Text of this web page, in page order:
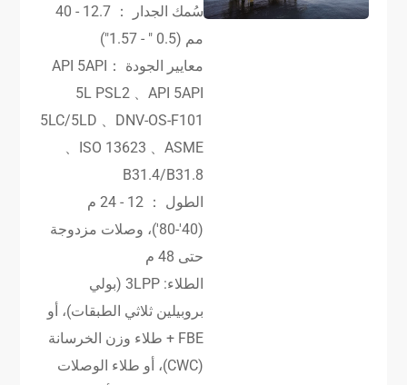
سُمك الجدار ： 12.7 - 40
مم (0.5 ″ - 1.57″)
معايير الجودة ：API 5API
5L PSL2 、API 5API
5LC/5LD 、DNV-OS-F101
、ISO 13623 、ASME
B31.4/B31.8
الطول ： 12 - 24 م
(40′-80′)، وصلات مزدوجة
حتى 48 م
الطلاء: 3LPP (بولي
بروبيلين ثلاثي الطبقات)، أو
FBE + طلاء وزن الخرسانة
(CWC)، أو طلاء الوصلات